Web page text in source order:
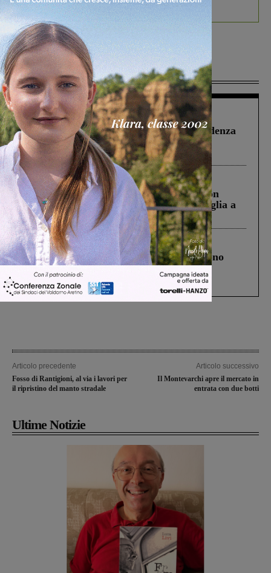
debutta il podcast Estrair
Più lette
Figline Incisa Valdarno 1 Agosto 2026
Piscina di Figline finanziata oltre la scadenza
Pnrr, il gruppo di Fratelli d’Italia: “Un
ringraziamento al Governo”
Cronaca 3 Agosto 2026
Scomparso da una struttura di Castiglion
Fiorentino l’uomo che aveva ucciso la figlia a
Levane nel 2020
Cronaca 4 Agosto 2026
Un anno fa la strage in A1 in cui morirono
Gianni, Giulia e Franco. Lo schianto, il
processo, lo stop ai sorpassi fra tir....
Articolo precedente
Fosso di Rantigioni, al via i lavori per
il ripristino del manto stradale
Articolo successivo
Il Montevarchi apre il mercato in
entrata con due botti
Ultime Notizie